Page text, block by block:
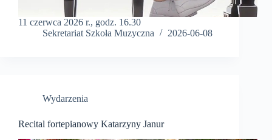
11 czerwca 2026 r., godz. 16.30
Sekretariat Szkoła Muzyczna
2026-06-08
Wydarzenia
Recital fortepianowy Katarzyny Janur